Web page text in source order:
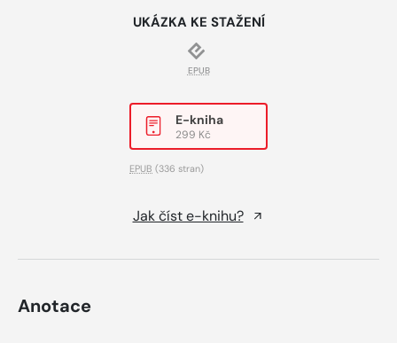
UKÁZKA KE STAŽENÍ
EPUB
E-kniha
299 Kč
EPUB (336 stran)
Jak číst e-knihu?
Anotace